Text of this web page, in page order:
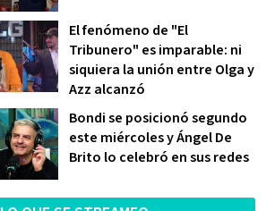
El fenómeno de "El
Tribunero" es imparable: ni
siquiera la unión entre Olga y
Azz alcanzó
Bondi se posicionó segundo
este miércoles y Ángel De
Brito lo celebró en sus redes